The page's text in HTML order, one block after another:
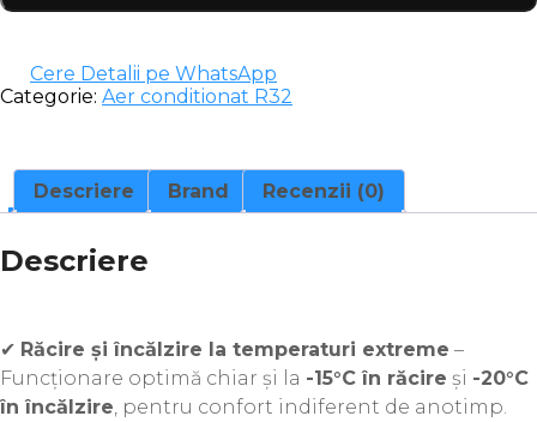
Cere Detalii pe WhatsApp
Categorie: Aer conditionat R32
Descriere Brand Recenzii (0)
Descriere
✔ Răcire și încălzire la temperaturi extreme –
Funcționare optimă chiar și la -15°C în răcire și -20°C
în încălzire, pentru confort indiferent de anotimp.